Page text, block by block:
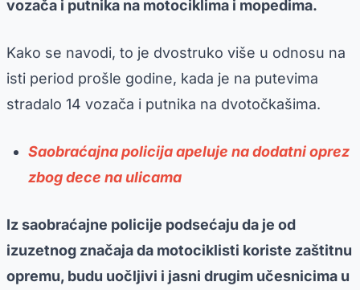
vozača i putnika na motociklima i mopedima.
Kako se navodi, to je dvostruko više u odnosu na
isti period prošle godine, kada je na putevima
stradalo 14 vozača i putnika na dvotočkašima.
Saobraćajna policija apeluje na dodatni oprez
zbog dece na ulicama
Iz saobraćajne policije podsećaju da je od
izuzetnog značaja da motociklisti koriste zaštitnu
opremu, budu uočljivi i jasni drugim učesnicima u